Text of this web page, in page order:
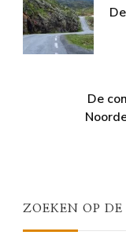
De
ZOEKEN OP DE